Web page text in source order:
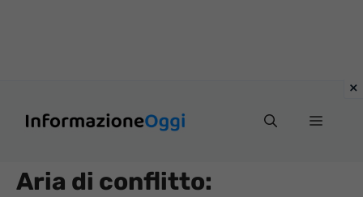
Menu
Aria di conflitto: